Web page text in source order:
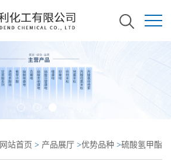
网站首页 > 产品展厅 >优势品种 >硫酸氢甲酯